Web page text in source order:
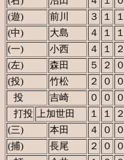
(遊)
前川 ３ １ １
(中)
大島 ４ １ １
(一)
小西 ４ １ ２
(左)
森田 ５ ２ ０
(投)
竹松 ２ ０ ０
投 吉崎 ０ ０ ０
打投 上加世田 １ １ ２
(三)
本田 ４ ０ ０
(捕)
長尾 ２ ０
０